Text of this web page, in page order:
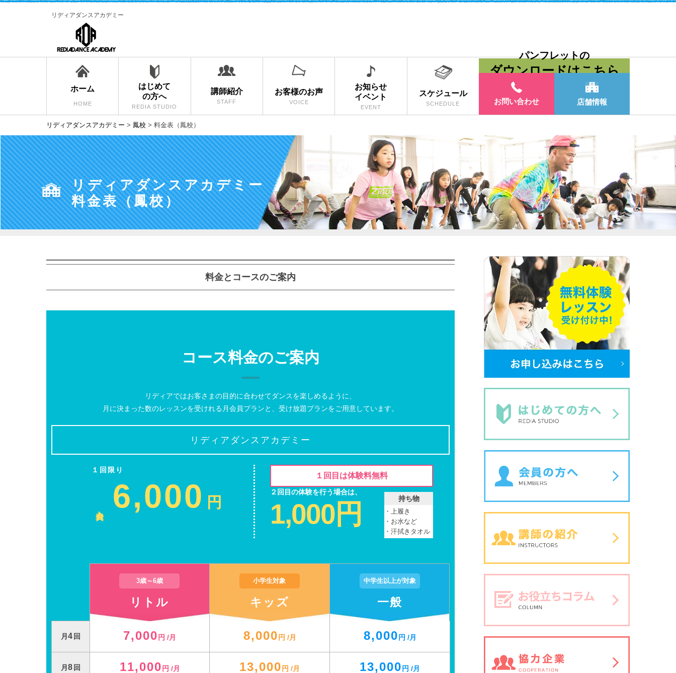
リディアダンスアカデミー
ホーム
HOME
はじめて
の方へ
REDIA STUDIO
講師紹介
STAFF
お客様のお声
VOICE
お知らせ
イベント
EVENT
スケジュール
SCHEDULE
パンフレットの
ダウンロードはこちら
お問い合わせ 店舗情報
リディアダンスアカデミー > 鳳校 > 料金表（鳳校）
リディアダンスアカデミー
料金表（鳳校）
料金とコースのご案内
コース料金のご案内
リディアではお客さまの目的に合わせてダンスを楽しめるように、
月に決まった数のレッスンを受けれる月会員プランと、受け放題プランをご用意しています。
リディアダンスアカデミー
１回限り
6,000 円
１回目は体験料無料
２回目の体験を行う場合は、
1,000円 持ち物
・上履き
・ お水など
・汗拭き タオル
3歳～6歳
リトル
小学生対象
キッズ
中学生以上が対象
一般
月 4 回 7,000 円 /月 8,000 円 /月 8,000 円 /月
月 8 回 11,000 円 /月 13,000 円 /月 13,000 円 /月